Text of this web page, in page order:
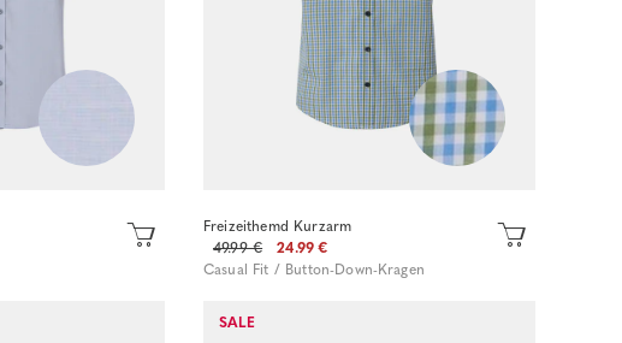
Freizeithemd Kurzarm
49.99 €
24.99 €
Casual Fit / Button-Down-Kragen
SALE